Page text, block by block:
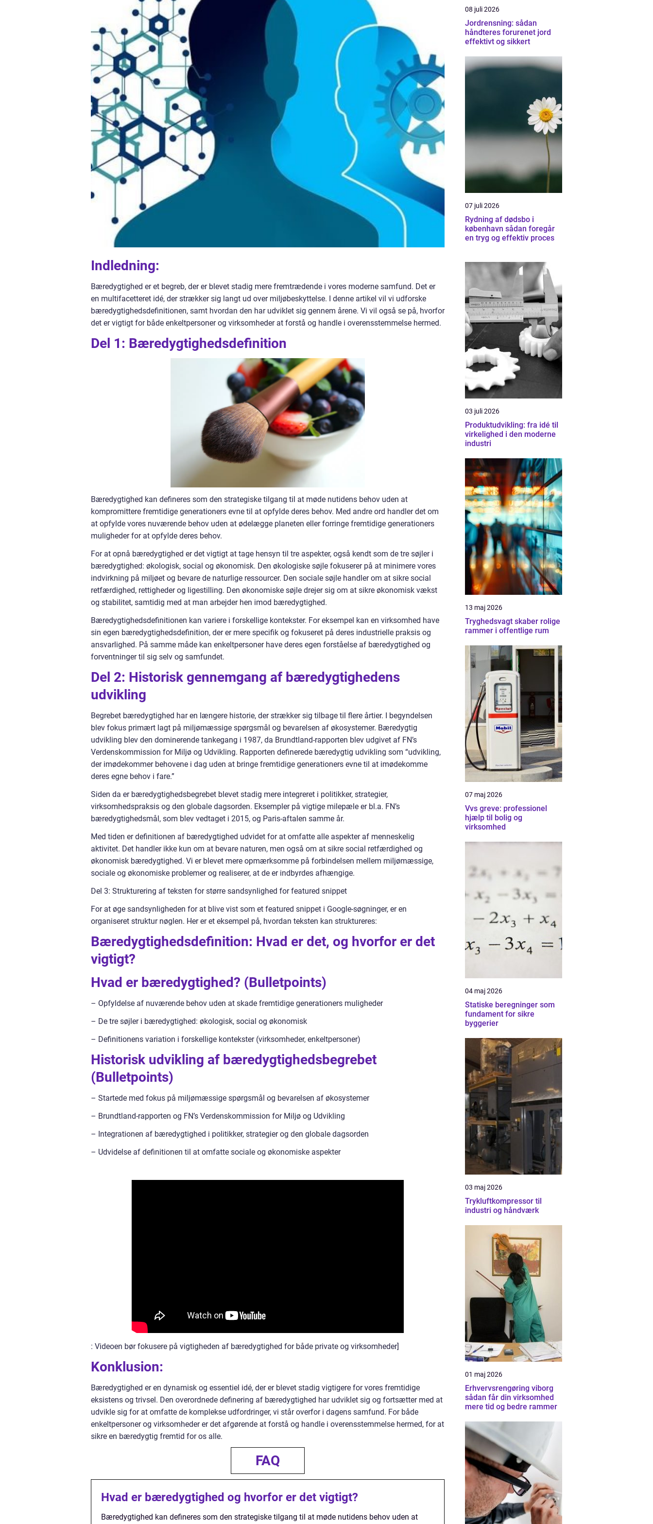
Indledning:
Bæredygtighed er et begreb, der er blevet stadig mere fremtrædende i vores moderne samfund. Det er
en multifacetteret idé, der strækker sig langt ud over miljøbeskyttelse. I denne artikel vil vi udforske
bæredygtighedsdefinitionen, samt hvordan den har udviklet sig gennem årene. Vi vil også se på, hvorfor
det er vigtigt for både enkeltpersoner og virksomheder at forstå og handle i overensstemmelse hermed.
Del 1: Bæredygtighedsdefinition
Bæredygtighed kan defineres som den strategiske tilgang til at møde nutidens behov uden at
kompromittere fremtidige generationers evne til at opfylde deres behov. Med andre ord handler det om
at opfylde vores nuværende behov uden at ødelægge planeten eller forringe fremtidige generationers
muligheder for at opfylde deres behov.
For at opnå bæredygtighed er det vigtigt at tage hensyn til tre aspekter, også kendt som de tre søjler i
bæredygtighed: økologisk, social og økonomisk. Den økologiske søjle fokuserer på at minimere vores
indvirkning på miljøet og bevare de naturlige ressourcer. Den sociale søjle handler om at sikre social
retfærdighed, rettigheder og ligestilling. Den økonomiske søjle drejer sig om at sikre økonomisk vækst
og stabilitet, samtidig med at man arbejder hen imod bæredygtighed.
Bæredygtighedsdefinitionen kan variere i forskellige kontekster. For eksempel kan en virksomhed have
sin egen bæredygtighedsdefinition, der er mere specifik og fokuseret på deres industrielle praksis og
ansvarlighed. På samme måde kan enkeltpersoner have deres egen forståelse af bæredygtighed og
forventninger til sig selv og samfundet.
Del 2: Historisk gennemgang af bæredygtighedens
udvikling
Begrebet bæredygtighed har en længere historie, der strækker sig tilbage til flere årtier. I begyndelsen
blev fokus primært lagt på miljømæssige spørgsmål og bevarelsen af økosystemer. Bæredygtig
udvikling blev den dominerende tankegang i 1987, da Brundtland-rapporten blev udgivet af FN’s
Verdenskommission for Miljø og Udvikling. Rapporten definerede bæredygtig udvikling som “udvikling,
der imødekommer behovene i dag uden at bringe fremtidige generationers evne til at imødekomme
deres egne behov i fare.”
Siden da er bæredygtighedsbegrebet blevet stadig mere integreret i politikker, strategier,
virksomhedspraksis og den globale dagsorden. Eksempler på vigtige milepæle er bl.a. FN’s
bæredygtighedsmål, som blev vedtaget i 2015, og Paris-aftalen samme år.
Med tiden er definitionen af bæredygtighed udvidet for at omfatte alle aspekter af menneskelig
aktivitet. Det handler ikke kun om at bevare naturen, men også om at sikre social retfærdighed og
økonomisk bæredygtighed. Vi er blevet mere opmærksomme på forbindelsen mellem miljømæssige,
sociale og økonomiske problemer og realiserer, at de er indbyrdes afhængige.
Del 3: Strukturering af teksten for større sandsynlighed for featured snippet
For at øge sandsynligheden for at blive vist som et featured snippet i Google-søgninger, er en
organiseret struktur nøglen. Her er et eksempel på, hvordan teksten kan struktureres:
Bæredygtighedsdefinition: Hvad er det, og hvorfor er det
vigtigt?
Hvad er bæredygtighed? (Bulletpoints)
– Opfyldelse af nuværende behov uden at skade fremtidige generationers muligheder
– De tre søjler i bæredygtighed: økologisk, social og økonomisk
– Definitionens variation i forskellige kontekster (virksomheder, enkeltpersoner)
Historisk udvikling af bæredygtighedsbegrebet
(Bulletpoints)
– Startede med fokus på miljømæssige spørgsmål og bevarelsen af økosystemer
– Brundtland-rapporten og FN’s Verdenskommission for Miljø og Udvikling
– Integrationen af bæredygtighed i politikker, strategier og den globale dagsorden
– Udvidelse af definitionen til at omfatte sociale og økonomiske aspekter
: Videoen bør fokusere på vigtigheden af bæredygtighed for både private og virksomheder]
Konklusion:
Bæredygtighed er en dynamisk og essentiel idé, der er blevet stadig vigtigere for vores fremtidige
eksistens og trivsel. Den overordnede definering af bæredygtighed har udviklet sig og fortsætter med at
udvikle sig for at omfatte de komplekse udfordringer, vi står overfor i dagens samfund. For både
enkeltpersoner og virksomheder er det afgørende at forstå og handle i overensstemmelse hermed, for at
sikre en bæredygtig fremtid for os alle.
FAQ
Hvad er bæredygtighed og hvorfor er det vigtigt?
Bæredygtighed kan defineres som den strategiske tilgang til at møde nutidens behov uden at
08 juli 2026
Jordrensning: sådan
håndteres forurenet jord
effektivt og sikkert
07 juli 2026
Rydning af dødsbo i
københavn sådan foregår
en tryg og effektiv proces
03 juli 2026
Produktudvikling: fra idé til
virkelighed i den moderne
industri
13 maj 2026
Tryghedsvagt skaber rolige
rammer i offentlige rum
07 maj 2026
Vvs greve: professionel
hjælp til bolig og
virksomhed
04 maj 2026
Statiske beregninger som
fundament for sikre
byggerier
03 maj 2026
Trykluftkompressor til
industri og håndværk
01 maj 2026
Erhvervsrengøring viborg
sådan får din virksomhed
mere tid og bedre rammer